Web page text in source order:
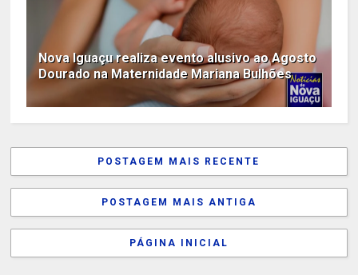
Nova Iguaçu realiza evento alusivo ao Agosto
Dourado na Maternidade Mariana Bulhões
POSTAGEM MAIS RECENTE
POSTAGEM MAIS ANTIGA
PÁGINA INICIAL